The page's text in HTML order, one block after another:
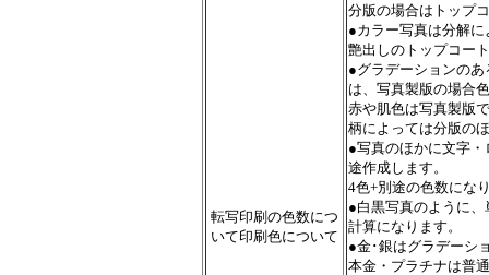
転写印刷の色数につ
いて印刷色について
分版の場合はトップ
●カラー写真は分解に
艶出しのトップコー
●グラデーションの
は、写真製版の場合
赤や肌色は写真製版
柄によっては分版の
●写真のほかに文字
途作成します。
4色+別途の色数にな
●白黒写真のように
計算になります。
●金･銀はグラデーシ
本金・プラチナは普